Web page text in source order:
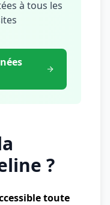
à tous les
?
toute